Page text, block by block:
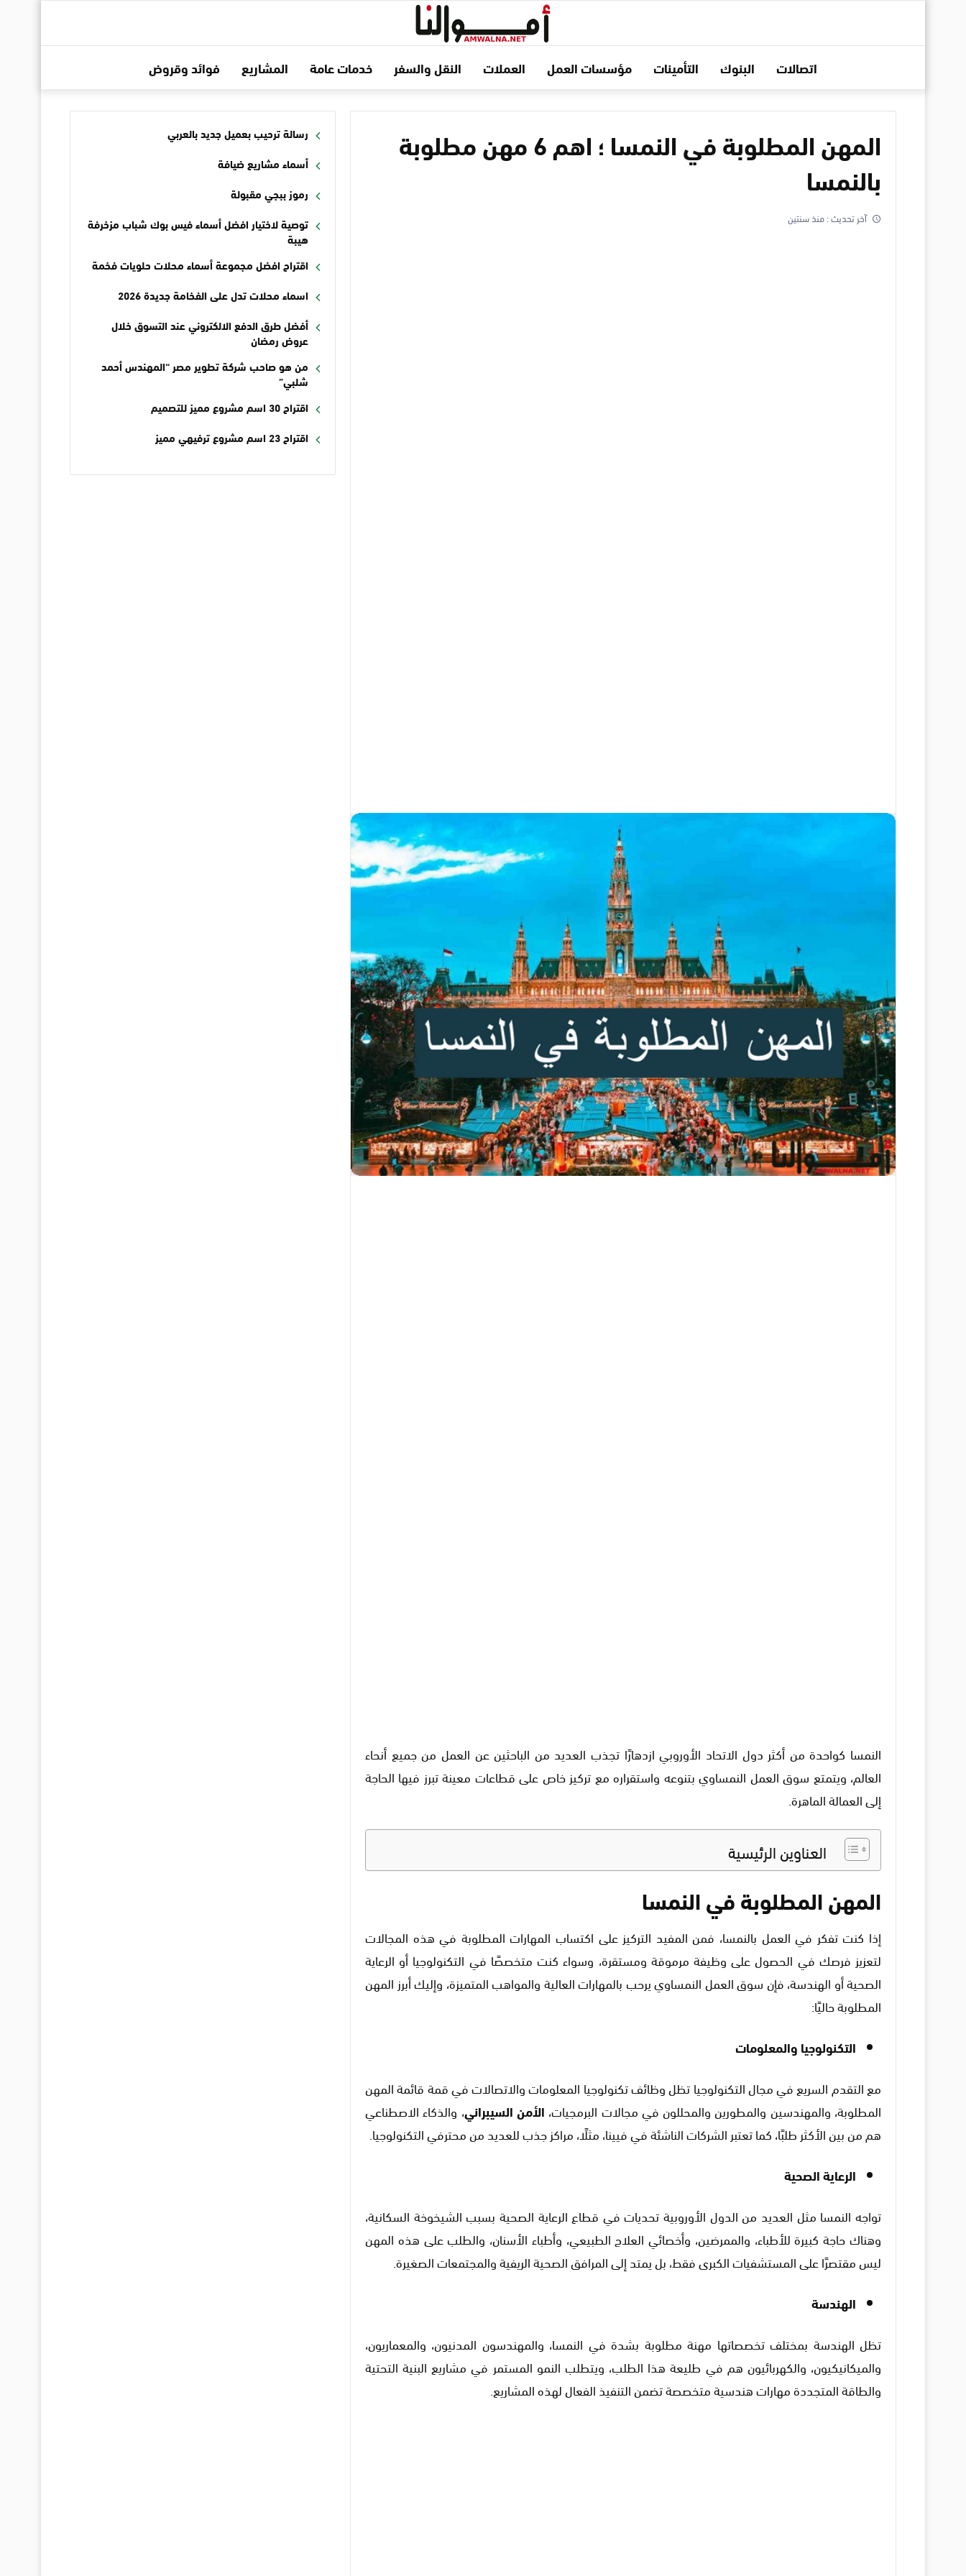
اتصالات البنوك التأمينات مؤسسات العمل العملات النقل والسفر خدمات عامة المشاريع فوائد وقروض
المهن المطلوبة في النمسا ؛ اهم 6 مهن مطلوبة
بالنمسا
آخر تحديث :منذ سنتين
النمسا كواحدة من أكثر دول الاتحاد الأوروبي ازدهارًا تجذب العديد من الباحثين عن العمل من جميع أنحاء
العالم، ويتمتع سوق العمل النمساوي بتنوعه واستقراره مع تركيز خاص على قطاعات معينة تبرز فيها الحاجة
إلى العمالة الماهرة.
العناوين الرئيسية
المهن المطلوبة في النمسا
إذا كنت تفكر في العمل بالنمسا، فمن المفيد التركيز على اكتساب المهارات المطلوبة في هذه المجالات
لتعزيز فرصك في الحصول على وظيفة مرموقة ومستقرة، وسواء كنت متخصصًا في التكنولوجيا أو الرعاية
الصحية أو الهندسة، فإن سوق العمل النمساوي يرحب بالمهارات العالية والمواهب المتميزة، وإليك أبرز المهن
المطلوبة حاليًا:
التكنولوجيا والمعلومات
مع التقدم السريع في مجال التكنولوجيا تظل وظائف تكنولوجيا المعلومات والاتصالات في قمة قائمة المهن
المطلوبة، والمهندسين والمطورين والمحللون في مجالات البرمجيات، الأمن السيبراني، والذكاء الاصطناعي
هم من بين الأكثر طلبًا، كما تعتبر الشركات الناشئة في فيينا، مثلًا، مراكز جذب للعديد من محترفي التكنولوجيا.
الرعاية الصحية
تواجه النمسا مثل العديد من الدول الأوروبية تحديات في قطاع الرعاية الصحية بسبب الشيخوخة السكانية،
وهناك حاجة كبيرة للأطباء، والممرضين، وأخصائي العلاج الطبيعي، وأطباء الأسنان، والطلب على هذه المهن
ليس مقتصرًا على المستشفيات الكبرى فقط، بل يمتد إلى المرافق الصحية الريفية والمجتمعات الصغيرة.
الهندسة
تظل الهندسة بمختلف تخصصاتها مهنة مطلوبة بشدة في النمسا، والمهندسون المدنيون، والمعماريون،
والميكانيكيون، والكهربائيون هم في طليعة هذا الطلب، ويتطلب النمو المستمر في مشاريع البنية التحتية
والطاقة المتجددة مهارات هندسية متخصصة تضمن التنفيذ الفعال لهذه المشاريع.
رسالة ترحيب بعميل جديد بالعربي
أسماء مشاريع ضيافة
رموز ببجي مقبولة
توصية لاختيار افضل أسماء فيس بوك شباب مزخرفة
هيبة
اقتراح افضل مجموعة أسماء محلات حلويات فخمة
اسماء محلات تدل على الفخامة جديدة 2026
أفضل طرق الدفع الالكتروني عند التسوق خلال
عروض رمضان
من هو صاحب شركة تطوير مصر “المهندس أحمد
شلبي”
اقتراح 30 اسم مشروع مميز للتصميم
اقتراح 23 اسم مشروع ترفيهي مميز